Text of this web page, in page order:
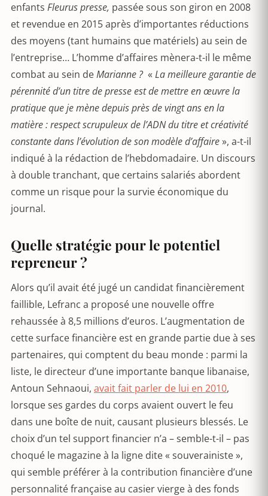
enfants Fleurus presse, passée sous son giron en 2008
et revendue en 2015 après d’importantes réductions
des moyens (tant humains que matériels) au sein de
l’entreprise… L’homme d’affaires mènera-t-il le même
combat au sein deMarianne ?« La meilleure garantie de
pérennité d’un titre de presse est de mettre en œuvre la
pratique que je mène depuis près de vingt ans en la
matière : respect scrupuleux de l’ADN du titre et créativité
constante dans l’évolution de son modèle d’affaire», a-t-il
indiqué à la rédaction de l’hebdomadaire. Un discours
à double tranchant, que certains salariés abordent
comme un risque pour la survie économique du
journal.
Quelle stratégie pour le potentiel
repreneur ?
Alors qu’il avait été jugé un candidat financièrement
faillible, Lefranc a proposé une nouvelle offre
rehaussée à 8,5 millions d’euros. L’augmentation de
cette surface financière est en grande partie due à ses
partenaires, qui comptent du beau monde : parmi la
liste, le directeur d’une importante banque libanaise,
Antoun Sehnaoui, avait fait parler de lui en 2010,
lorsque ses gardes du corps avaient ouvert le feu
dans une boîte de nuit, causant plusieurs blessés. Le
choix d’un tel support financier n’a – semble-t-il – pas
choqué le magazine à la ligne dite « souverainiste »,
qui semble préférer à la contribution financière d’une
personnalité française au casier vierge à des fonds